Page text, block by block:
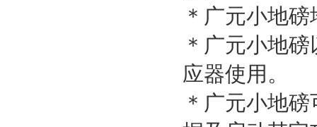
＊广元小地
＊广元小地磅
应器使用。
＊广元小地